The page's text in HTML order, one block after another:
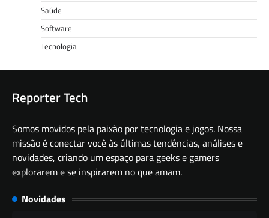
Saúde
Software
Tecnologia
Reporter Tech
Somos movidos pela paixão por tecnologia e jogos. Nossa
missão é conectar você às últimas tendências, análises e
novidades, criando um espaço para geeks e gamers
explorarem e se inspirarem no que amam.
Novidades